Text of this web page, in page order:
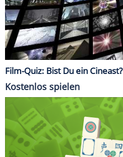
Film-Quiz: Bist Du ein Cineast?
Kostenlos spielen